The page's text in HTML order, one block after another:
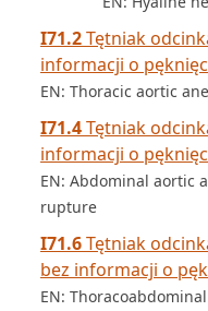
I71.2Tętniak
informacji o
EN: Thoracic aortic
I71.4Tętniak
informacji o
EN: Abdominal aortic
rupture
I71.6Tętniak
bez informacji o
EN: